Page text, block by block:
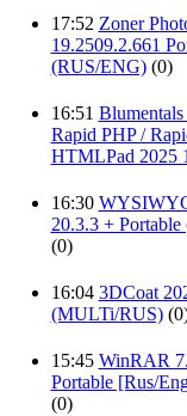
17:52 Zoner
19.2509.2.661
(RUS/ENG) (0)
16:51
Rapid PHP /
HTMLPad 2025
16:30
20.3.3 +
(0)
16:04 3DCoat
(MULTi/RUS)
15:45 WinRAR
Portable [Rus/
(0)